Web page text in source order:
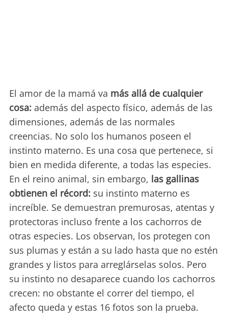
El amor de la mamá va más allá de cualquier
cosa: además del aspecto físico, además de las
dimensiones, además de las normales
creencias. No solo los humanos poseen el
instinto materno. Es una cosa que pertenece, si
bien en medida diferente, a todas las especies.
En el reino animal, sin embargo, las gallinas
obtienen el récord: su instinto materno es
increíble. Se demuestran premurosas, atentas y
protectoras incluso frente a los cachorros de
otras especies. Los observan, los protegen con
sus plumas y están a su lado hasta que no estén
grandes y listos para arreglárselas solos. Pero
su instinto no desaparece cuando los cachorros
crecen: no obstante el correr del tiempo, el
afecto queda y estas 16 fotos son la prueba.